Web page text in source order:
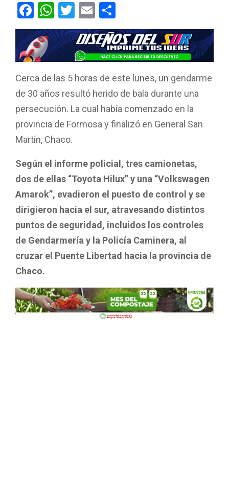
F
a
ce
b
o
o
k
W
h
at
s
A
p
p
T
wi
tt
er
E
m
ail
o
m
p
ar
tir
Cerca de las 5 horas de este lunes, un gendarme
de 30 años resultó herido de bala durante una
persecución. La cual había comenzado en la
provincia de Formosa y finalizó en General San
Martín, Chaco.
Según el informe policial, tres camionetas,
dos de ellas “Toyota Hilux” y una “Volkswagen
Amarok”, evadieron el puesto de control y se
dirigieron hacia el sur, atravesando distintos
puntos de seguridad, incluidos los controles
de Gendarmería y la Policía Caminera, al
cruzar el Puente Libertad hacia la provincia de
Chaco.